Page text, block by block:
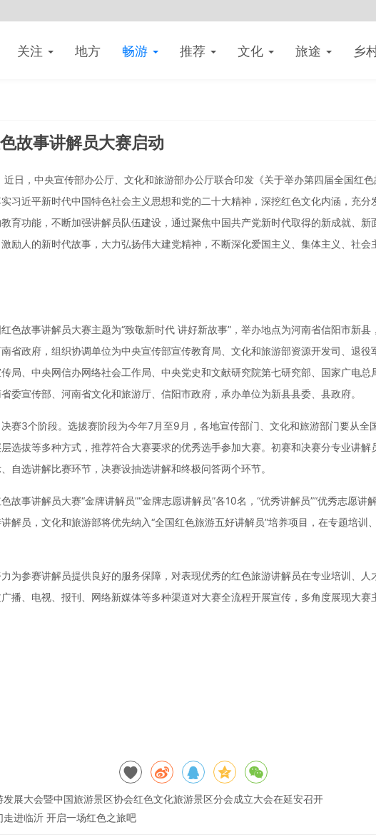
关注 地方 畅游 推荐 文化 旅途 乡
故事讲解员大赛启动
日，中央宣传部办公厅、文化和旅游部办公厅联合印发《关于举办第四届全国红
习近平新时代中国特色社会主义思想和党的二十大精神，深挖红色文化内涵，充分
育功能，不断加强讲解员队伍建设，通过聚焦中国共产党新时代取得的新成就、新
励人的新时代故事，大力弘扬伟大建党精神，不断深化爱国主义、集体主义、社会
色故事讲解员大赛主题为“致敬新时代 讲好新故事”，举办地点为河南省信阳市新县
省政府，组织协调单位为中央宣传部宣传教育局、文化和旅游部资源开发司、退役
局、中央网信办网络社会工作局、中央党史和文献研究院第七研究部、国家广电总
委宣传部、河南省文化和旅游厅、信阳市政府，承办单位为新县县委、县政府。
赛3个阶段。选拔赛阶段为今年7月至9月，各地宣传部门、文化和旅游部门要从全
选拔等多种方式，推荐符合大赛要求的优秀选手参加大赛。初赛和决赛分专业讲解
自选讲解比赛环节，决赛设抽选讲解和终极问答两个环节。
故事讲解员大赛“金牌讲解员”“金牌志愿讲解员”各10名，“优秀讲解员”“优秀志愿讲
解员，文化和旅游部将优先纳入“全国红色旅游五好讲解员”培养项目，在专题培训
为参赛讲解员提供良好的服务保障，对表现优秀的红色旅游讲解员在专业培训、人
播、电视、报刊、网络新媒体等多种渠道对大赛全流程开展宣传，多角度展现大赛
发展大会暨中国旅游景区协会红色文化旅游景区分会成立大会在延安召开
走进临沂 开启一场红色之旅吧